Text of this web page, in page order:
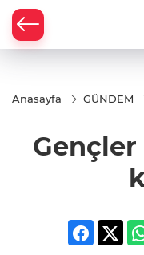
Anasayfa GÜNDEM